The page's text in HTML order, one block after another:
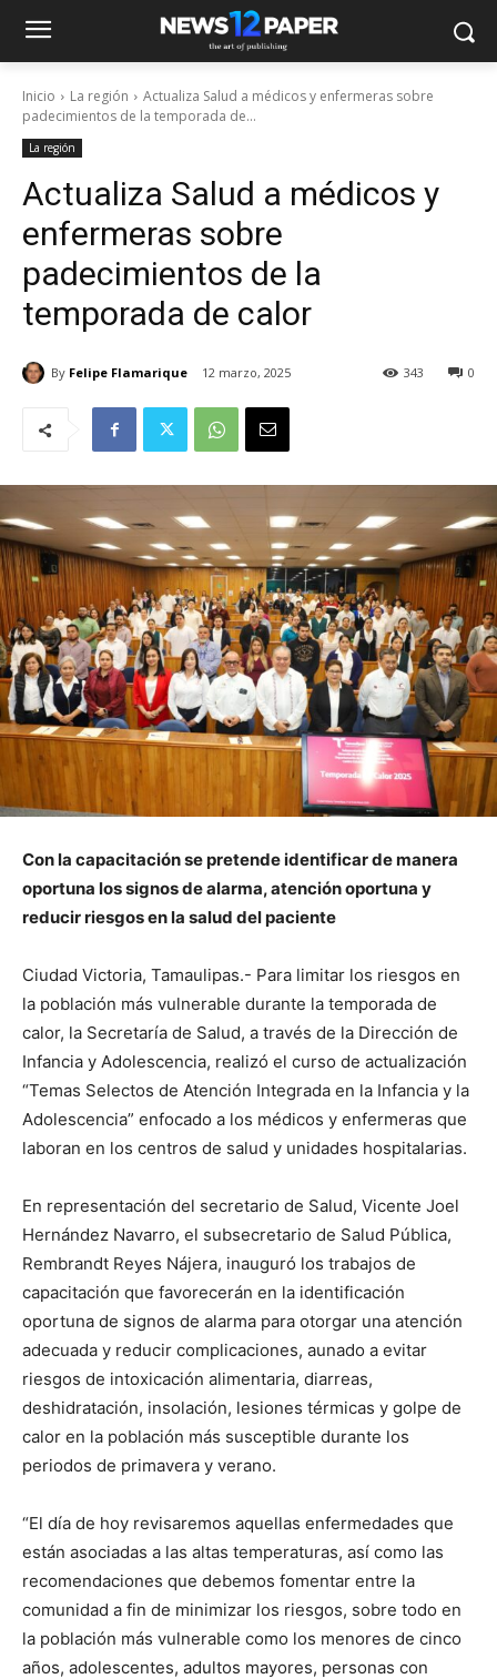
Inicio La región
Actualiza Salud a médicos y enfermeras sobre
padecimientos de la temporada de...
La región
Actualiza Salud a médicos y
enfermeras sobre
padecimientos de la
temporada de calor
By Felipe Flamarique 12 marzo, 2025 0
343
Con la capacitación se pretende identificar de manera
oportuna los signos de alarma, atención oportuna y
reducir riesgos en la salud del paciente
Ciudad Victoria, Tamaulipas.- Para limitar los riesgos en
la población más vulnerable durante la temporada de
calor, la Secretaría de Salud, a través de la Dirección de
Infancia y Adolescencia, realizó el curso de actualización
“Temas Selectos de Atención Integrada en la Infancia y la
Adolescencia” enfocado a los médicos y enfermeras que
laboran en los centros de salud y unidades hospitalarias.
En representación del secretario de Salud, Vicente Joel
Hernández Navarro, el subsecretario de Salud Pública,
Rembrandt Reyes Nájera, inauguró los trabajos de
capacitación que favorecerán en la identificación
oportuna de signos de alarma para otorgar una atención
adecuada y reducir complicaciones, aunado a evitar
riesgos de intoxicación alimentaria, diarreas,
deshidratación, insolación, lesiones térmicas y golpe de
calor en la población más susceptible durante los
periodos de primavera y verano.
“El día de hoy revisaremos aquellas enfermedades que
están asociadas a las altas temperaturas, así como las
recomendaciones que debemos fomentar entre la
comunidad a fin de minimizar los riesgos, sobre todo en
la población más vulnerable como los menores de cinco
años, adolescentes, adultos mayores, personas con